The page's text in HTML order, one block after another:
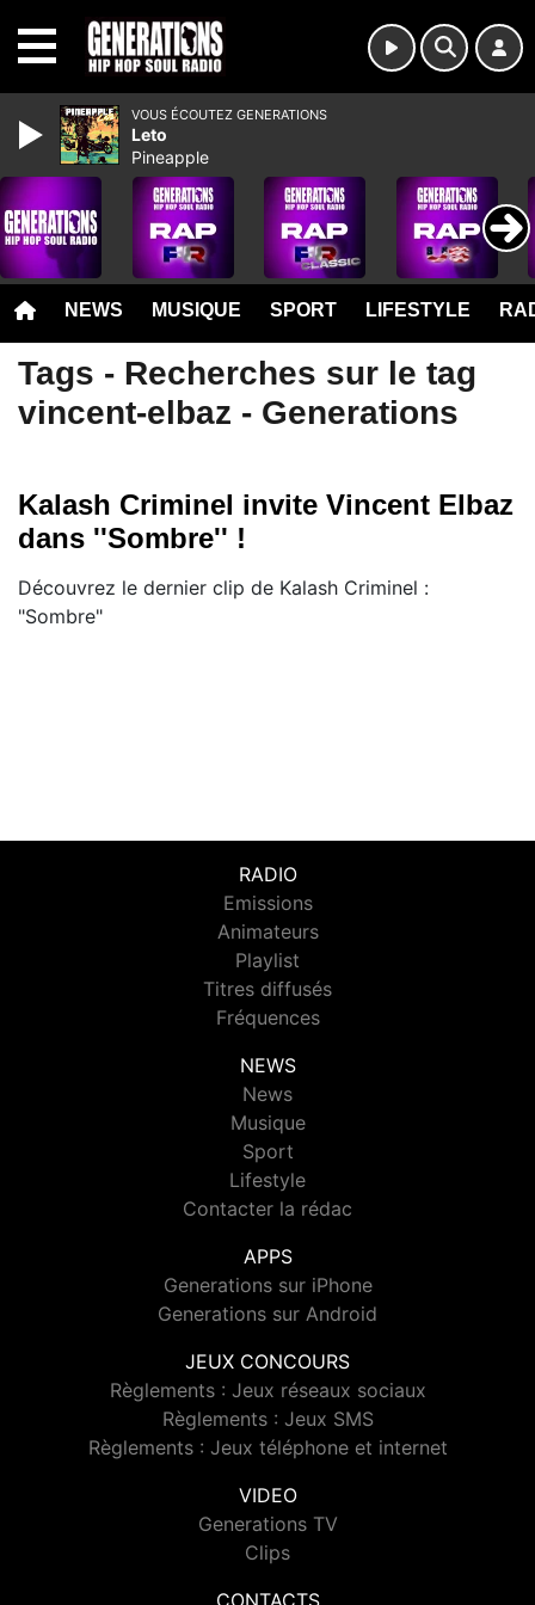
NEWS MUSIQUE SPORT LIFESTYLE
Tags - Recherches sur le tag
vincent-elbaz - Generations
Kalash Criminel invite Vincent Elbaz
dans ''Sombre'' !
Découvrez le dernier clip de Kalash Criminel :
"Sombre"
RADIO
Emissions
Animateurs
Playlist
Titres diffusés
Fréquences
NEWS
News
Musique
Sport
Lifestyle
Contacter la rédac
APPS
Generations sur iPhone
Generations sur Android
JEUX CONCOURS
Règlements : Jeux réseaux sociaux
Règlements : Jeux SMS
Règlements : Jeux téléphone et internet
VIDEO
Generations TV
Clips
VOUS ÉCOUTEZ GENERATIONS
Leto
Pineapple